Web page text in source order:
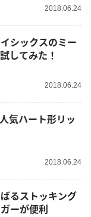
2018.06.24
シックスのミー
してみた！
2018.06.24
気ハート形リッ
2018.06.24
るストッキング
ーが便利